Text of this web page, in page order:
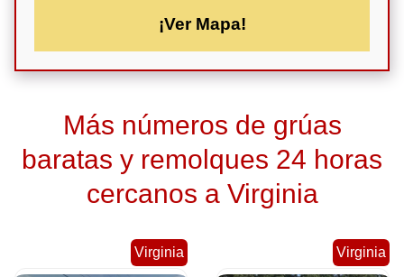
¡Ver Mapa!
Más números de grúas
baratas y remolques 24 horas
cercanos a Virginia
Virginia Virginia